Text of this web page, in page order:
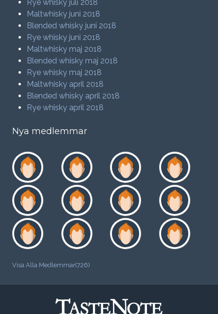
Rye whisky juli 2018
Maltwhisky juni 2018
Blended whisky juni 2018
Rye whisky juni 2018
Maltwhisky maj 2018
Blended whisky maj 2018
Rye whisky maj 2018
Maltwhisky april 2018
Blended whisky april 2018
Rye whisky april 2018
Nya medlemmar
Visa Alla Medlemmar(726)